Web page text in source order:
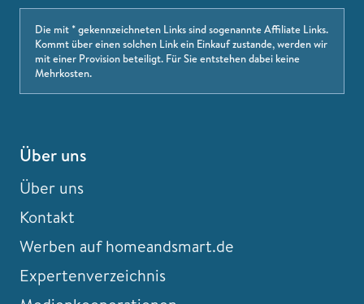
Die mit * gekennzeichneten Links sind sogenannte Affiliate Links.
Kommt über einen solchen Link ein Einkauf zustande, werden wir
mit einer Provision beteiligt. Für Sie entstehen dabei keine
Mehrkosten.
Über uns
Über uns
Kontakt
Werben auf homeandsmart.de
Expertenverzeichnis